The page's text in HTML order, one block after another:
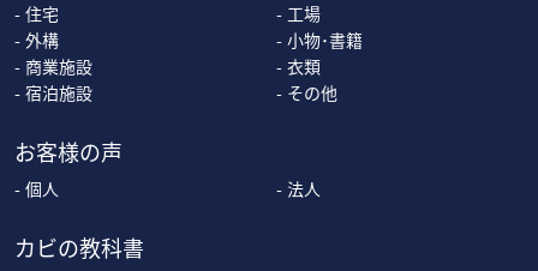
お客様の声
個人 法人
住宅
外構
商業施設
宿泊施設
工場
小物･書籍
衣類
その他
カビの教科書